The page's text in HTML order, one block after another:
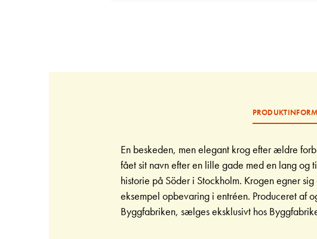
starten
En beskeden, men elegant krog efter ældre
fået sit navn efter en lille gade med en lang og
historie på Söder i Stockholm. Krogen egner
eksempel opbevaring i entréen. Produceret af
Byggfabriken, sælges eksklusivt hos